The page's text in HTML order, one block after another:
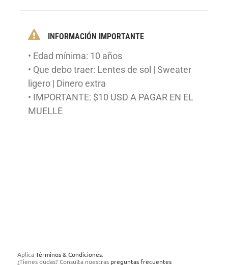
INFORMACIÓN IMPORTANTE
• Edad mínima: 10 años
• Que debo traer: Lentes de sol | Sweater
ligero | Dinero extra
• IMPORTANTE: $10 USD A PAGAR EN EL
MUELLE
AplicaTérminos & Condiciones.
¿Tienes dudas? Consulta nuestras preguntas frecuentes